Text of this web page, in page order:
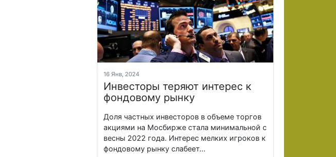
16 Янв, 2024
Инвесторы теряют интерес к
фондовому рынку
Доля частных инвесторов в объеме торгов
акциями на Мосбирже стала минимальной с
весны 2022 года. Интерес мелких игроков к
фондовому рынку слабеет...